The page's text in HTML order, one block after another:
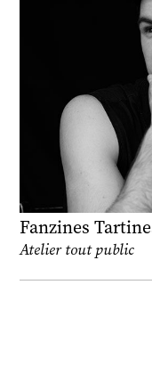
Fanzines
Atelier tout public